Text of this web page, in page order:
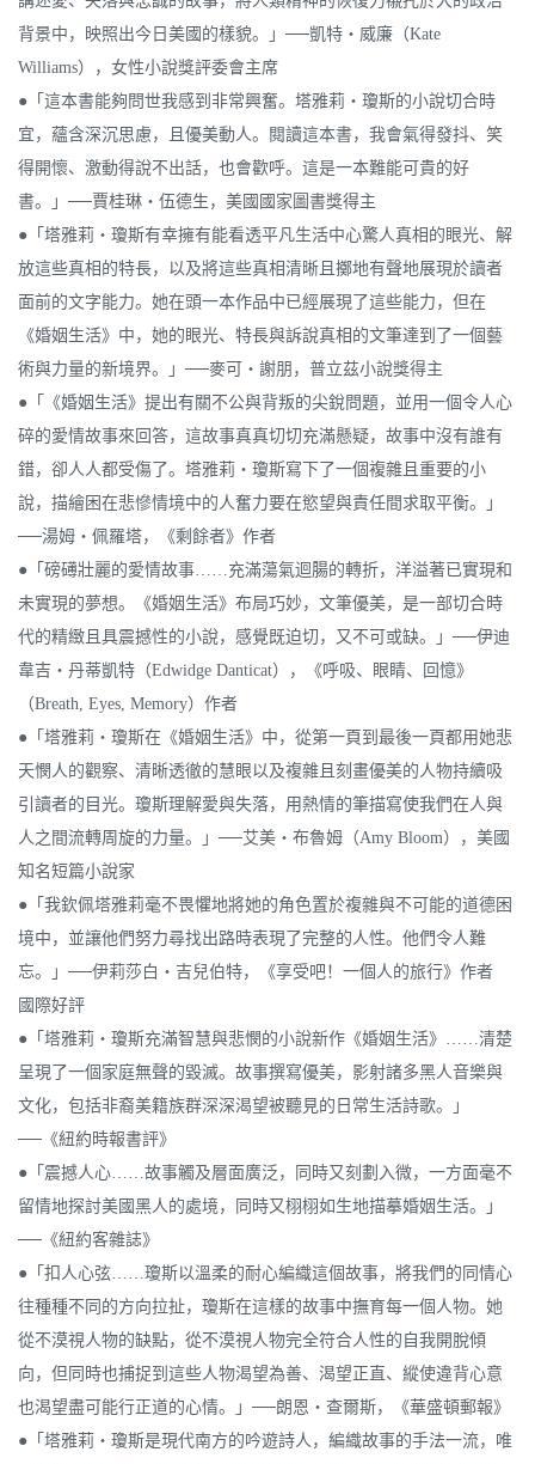
背景中，映照出今日美國的樣貌。」──凱特‧威廉（Kate
Williams），女性小說獎評委會主席
●「這本書能夠問世我感到非常興奮。塔雅莉‧瓊斯的小說切合時
宜，蘊含深沉思慮，且優美動人。閱讀這本書，我會氣得發抖、笑
得開懷、激動得說不出話，也會歡呼。這是一本難能可貴的好
書。」──賈桂琳‧伍德生，美國國家圖書獎得主
●「塔雅莉‧瓊斯有幸擁有能看透平凡生活中心驚人真相的眼光、解
放這些真相的特長，以及將這些真相清晰且擲地有聲地展現於讀者
面前的文字能力。她在頭一本作品中已經展現了這些能力，但在
《婚姻生活》中，她的眼光、特長與訴說真相的文筆達到了一個藝
術與力量的新境界。」──麥可‧謝朋，普立茲小說獎得主
●「《婚姻生活》提出有關不公與背叛的尖銳問題，並用一個令人心
碎的愛情故事來回答，這故事真真切切充滿懸疑，故事中沒有誰有
錯，卻人人都受傷了。塔雅莉‧瓊斯寫下了一個複雜且重要的小
說，描繪困在悲慘情境中的人奮力要在慾望與責任間求取平衡。」
──湯姆‧佩羅塔，《剩餘者》作者
●「磅礡壯麗的愛情故事……充滿蕩氣迴腸的轉折，洋溢著已實現和
未實現的夢想。《婚姻生活》布局巧妙，文筆優美，是一部切合時
代的精緻且具震撼性的小說，感覺既迫切，又不可或缺。」──伊迪
韋吉‧丹蒂凱特（Edwidge Danticat），《呼吸、眼睛、回憶》
（Breath, Eyes, Memory）作者
●「塔雅莉‧瓊斯在《婚姻生活》中，從第一頁到最後一頁都用她悲
天憫人的觀察、清晰透徹的慧眼以及複雜且刻畫優美的人物持續吸
引讀者的目光。瓊斯理解愛與失落，用熱情的筆描寫使我們在人與
人之間流轉周旋的力量。」──艾美‧布魯姆（Amy Bloom），美國
知名短篇小說家
●「我欽佩塔雅莉毫不畏懼地將她的角色置於複雜與不可能的道德困
境中，並讓他們努力尋找出路時表現了完整的人性。他們令人難
忘。」──伊莉莎白‧吉兒伯特，《享受吧！一個人的旅行》作者
國際好評
●「塔雅莉‧瓊斯充滿智慧與悲憫的小說新作《婚姻生活》……清楚
呈現了一個家庭無聲的毀滅。故事撰寫優美，影射諸多黑人音樂與
文化，包括非裔美籍族群深深渴望被聽見的日常生活詩歌。」
──《紐約時報書評》
●「震撼人心……故事觸及層面廣泛，同時又刻劃入微，一方面毫不
留情地探討美國黑人的處境，同時又栩栩如生地描摹婚姻生活。」
──《紐約客雜誌》
●「扣人心弦……瓊斯以溫柔的耐心編織這個故事，將我們的同情心
往種種不同的方向拉扯，瓊斯在這樣的故事中撫育每一個人物。她
從不漠視人物的缺點，從不漠視人物完全符合人性的自我開脫傾
向，但同時也捕捉到這些人物渴望為善、渴望正直、縱使違背心意
也渴望盡可能行正道的心情。」──朗恩‧查爾斯，《華盛頓郵報》
●「塔雅莉‧瓊斯是現代南方的吟遊詩人，編織故事的手法一流，唯